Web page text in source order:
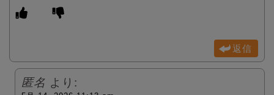
返信
匿名 より: